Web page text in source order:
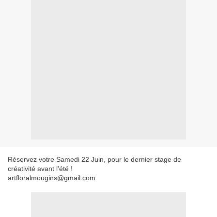
Réservez votre Samedi 22 Juin, pour le dernier stage de
créativité avant l'été !
artfloralmougins@gmail.com